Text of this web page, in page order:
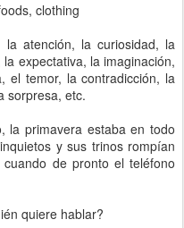
clothing
la atención, la curiosidad, la
expectativa, la imaginación,
el temor, la contradicción, la
sorpresa, etc.
la primavera estaba en todo
y sus trinos rompían
de pronto el teléfono
quiere hablar?